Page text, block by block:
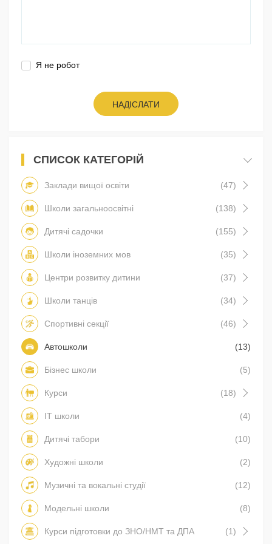
Я не робот
НАДІСЛАТИ
СПИСОК КАТЕГОРІЙ
Заклади вищої освіти (47)
Школи загальноосвітні (138)
Дитячі садочки (155)
Школи іноземних мов (35)
Центри розвитку дитини (37)
Школи танців (34)
Спортивні секції (46)
Автошколи (13)
Бізнес школи (5)
Курси (18)
IT школи (4)
Дитячі табори (10)
Художні школи (2)
Музичні та вокальні студії (12)
Модельні школи (8)
Курси підготовки до ЗНО/НМТ та ДПА (1)